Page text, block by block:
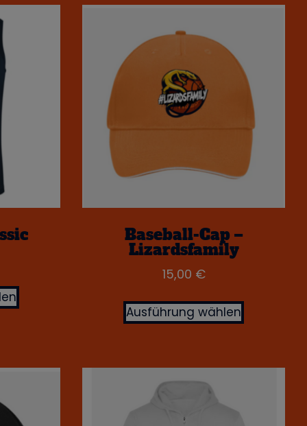
Baseball-Cap –
Lizardsfamily
15,00 €
Ausführung wählen